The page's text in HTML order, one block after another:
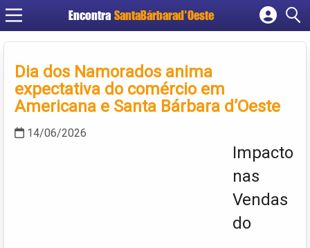
Encontra SantaBárbarad'Oeste
Cadastrar empresa
Criar conta
Dia dos Namorados anima
expectativa do comércio em
Americana e Santa Bárbara d’Oeste
14/06/2026
Impacto
nas
Vendas
do